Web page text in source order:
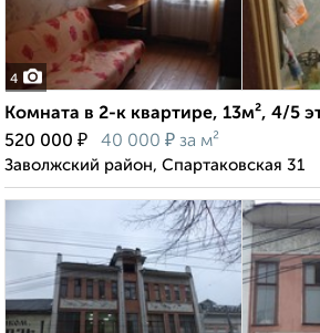
4
Комната в 2-к квартире, 13м², 4/5
520 000 ₽ 40 000 ₽ за м²
Заволжский район, Спартаковская 31